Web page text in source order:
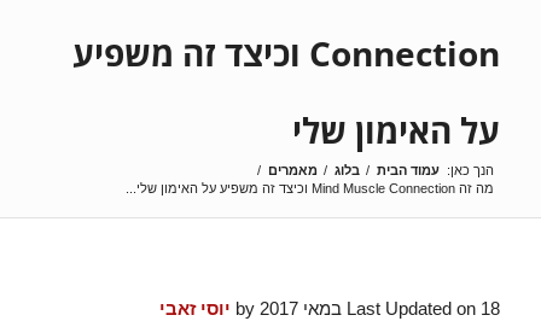
Connection וכיצד זה משפיע
על האימון שלי
הנך כאן: עמוד הבית / בלוג / מאמרים /
מה זה Mind Muscle Connection וכיצד זה משפיע על האימון שלי...
Last Updated on 18 במאי 2017 by יוסי זאבי